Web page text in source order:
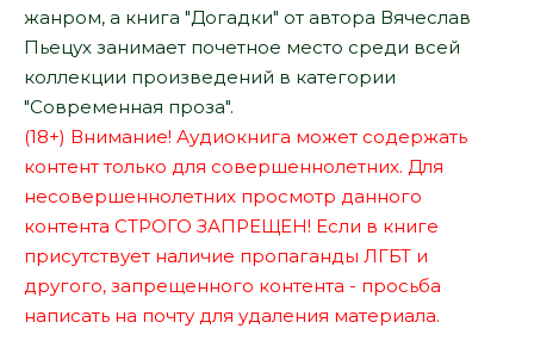
жанром, а книга "Догадки" от автора Вячеслав
Пьецух занимает почетное место среди всей
коллекции произведений в категории
"Современная проза".
(18+) Внимание! Аудиокнига может содержать
контент только для совершеннолетних. Для
несовершеннолетних просмотр данного
контента СТРОГО ЗАПРЕЩЕН! Если в книге
присутствует наличие пропаганды ЛГБТ и
другого, запрещенного контента - просьба
написать на почту для удаления материала.